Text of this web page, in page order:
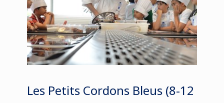
Les Petits Cordons Bleus (8-12